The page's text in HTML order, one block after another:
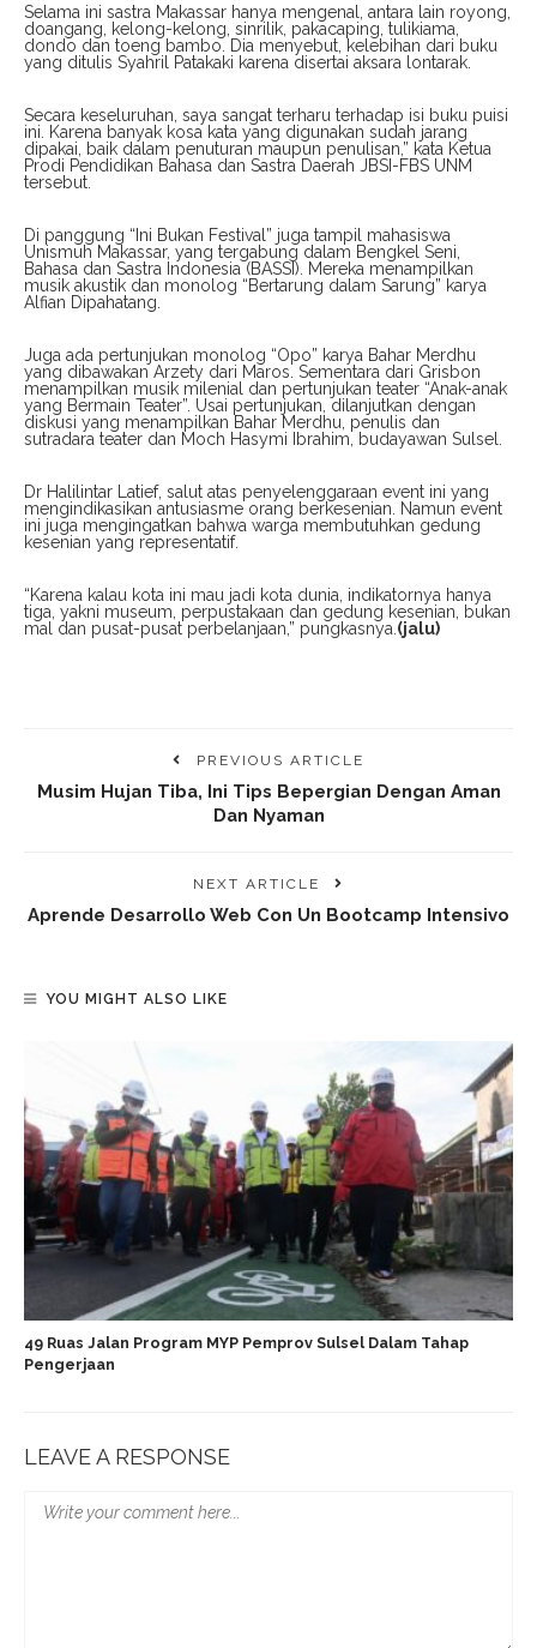
Selama ini sastra Makassar hanya mengenal, antara lain royong,
doangang, kelong-kelong, sinrilik, pakacaping, tulikiama,
dondo dan toeng bambo. Dia menyebut, kelebihan dari buku
yang ditulis Syahril Patakaki karena disertai aksara lontarak.
Secara keseluruhan, saya sangat terharu terhadap isi buku puisi
ini. Karena banyak kosa kata yang digunakan sudah jarang
dipakai, baik dalam penuturan maupun penulisan,” kata Ketua
Prodi Pendidikan Bahasa dan Sastra Daerah JBSI-FBS UNM
tersebut.
Di panggung “Ini Bukan Festival” juga tampil mahasiswa
Unismuh Makassar, yang tergabung dalam Bengkel Seni,
Bahasa dan Sastra Indonesia (BASSI). Mereka menampilkan
musik akustik dan monolog “Bertarung dalam Sarung” karya
Alfian Dipahatang.
Juga ada pertunjukan monolog “Opo” karya Bahar Merdhu
yang dibawakan Arzety dari Maros. Sementara dari Grisbon
menampilkan musik milenial dan pertunjukan teater “Anak-anak
yang Bermain Teater”. Usai pertunjukan, dilanjutkan dengan
diskusi yang menampilkan Bahar Merdhu, penulis dan
sutradara teater dan Moch Hasymi Ibrahim, budayawan Sulsel.
Dr Halilintar Latief, salut atas penyelenggaraan event ini yang
mengindikasikan antusiasme orang berkesenian. Namun event
ini juga mengingatkan bahwa warga membutuhkan gedung
kesenian yang representatif.
“Karena kalau kota ini mau jadi kota dunia, indikatornya hanya
tiga, yakni museum, perpustakaan dan gedung kesenian, bukan
mal dan pusat-pusat perbelanjaan,” pungkasnya. (jalu)
PREVIOUS ARTICLE
Musim Hujan Tiba, Ini Tips Bepergian Dengan Aman
Dan Nyaman
NEXT ARTICLE
Aprende Desarrollo Web Con Un Bootcamp Intensivo
YOU MIGHT ALSO LIKE
49 Ruas Jalan Program MYP Pemprov Sulsel Dalam Tahap
Pengerjaan
LEAVE A RESPONSE